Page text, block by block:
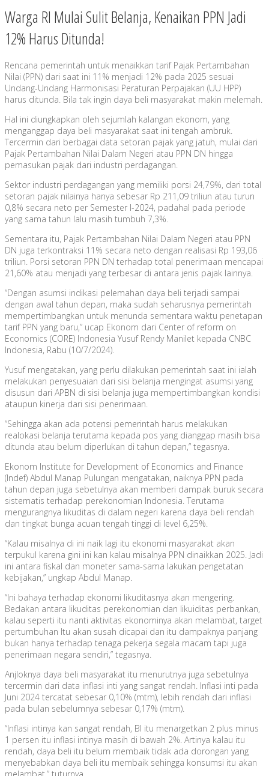
Warga RI Mulai Sulit Belanja, Kenaikan PPN Jadi
12% Harus Ditunda!
Rencana pemerintah untuk menaikkan tarif Pajak Pertambahan
Nilai (PPN) dari saat ini 11% menjadi 12% pada 2025 sesuai
Undang-Undang Harmonisasi Peraturan Perpajakan (UU HPP)
harus ditunda. Bila tak ingin daya beli masyarakat makin melemah.
Hal ini diungkapkan oleh sejumlah kalangan ekonom, yang
menganggap daya beli masyarakat saat ini tengah ambruk.
Tercermin dari berbagai data setoran pajak yang jatuh, mulai dari
Pajak Pertambahan Nilai Dalam Negeri atau PPN DN hingga
pemasukan pajak dari industri perdagangan.
Sektor industri perdagangan yang memiliki porsi 24,79%, dari total
setoran pajak nilainya hanya sebesar Rp 211,09 triliun atau turun
0,8% secara neto per Semester I-2024, padahal pada periode
yang sama tahun lalu masih tumbuh 7,3%.
Sementara itu, Pajak Pertambahan Nilai Dalam Negeri atau PPN
DN juga terkontraksi 11% secara neto dengan realisasi Rp 193,06
triliun. Porsi setoran PPN DN terhadap total penerimaan mencapai
21,60% atau menjadi yang terbesar di antara jenis pajak lainnya.
“Dengan asumsi indikasi pelemahan daya beli terjadi sampai
dengan awal tahun depan, maka sudah seharusnya pemerintah
mempertimbangkan untuk menunda sementara waktu penetapan
tarif PPN yang baru,” ucap Ekonom dari Center of reform on
Economics (CORE) Indonesia Yusuf Rendy Manilet kepada CNBC
Indonesia, Rabu (10/7/2024).
Yusuf mengatakan, yang perlu dilakukan pemerintah saat ini ialah
melakukan penyesuaian dari sisi belanja mengingat asumsi yang
disusun dari APBN di sisi belanja juga mempertimbangkan kondisi
ataupun kinerja dari sisi penerimaan.
“Sehingga akan ada potensi pemerintah harus melakukan
realokasi belanja terutama kepada pos yang dianggap masih bisa
ditunda atau belum diperlukan di tahun depan,” tegasnya.
Ekonom Institute for Development of Economics and Finance
(Indef) Abdul Manap Pulungan mengatakan, naiknya PPN pada
tahun depan juga sebetulnya akan memberi dampak buruk secara
sistematis terhadap perekonomian Indonesia. Terutama
mengurangnya likuditas di dalam negeri karena daya beli rendah
dan tingkat bunga acuan tengah tinggi di level 6,25%.
“Kalau misalnya di ini naik lagi itu ekonomi masyarakat akan
terpukul karena gini ini kan kalau misalnya PPN dinaikkan 2025. Jadi
ini antara fiskal dan moneter sama-sama lakukan pengetatan
kebijakan,” ungkap Abdul Manap.
“Ini bahaya terhadap ekonomi likuditasnya akan mengering.
Bedakan antara likuditas perekonomian dan likuiditas perbankan,
kalau seperti itu nanti aktivitas ekonominya akan melambat, target
pertumbuhan Itu akan susah dicapai dan itu dampaknya panjang
bukan hanya terhadap tenaga pekerja segala macam tapi juga
penerimaan negara sendiri,” tegasnya.
Anjloknya daya beli masyarakat itu menurutnya juga sebetulnya
tercermin dari data inflasi inti yang sangat rendah. Inflasi inti pada
Juni 2024 tercatat sebesar 0,10% (mtm), lebih rendah dari inflasi
pada bulan sebelumnya sebesar 0,17% (mtm).
“Inflasi intinya kan sangat rendah, BI itu menargetkan 2 plus minus
1 persen itu inflasi intinya masih di bawah 2%. Artinya kalau itu
rendah, daya beli itu belum membaik tidak ada dorongan yang
menyebabkan daya beli itu membaik sehingga konsumsi itu akan